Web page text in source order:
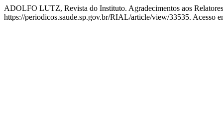
ADOLFO LUTZ, Revista do Instituto. Agradecimentos aos
https://periodicos.saude.sp.gov.br/RIAL/article/view/33535. Acesso